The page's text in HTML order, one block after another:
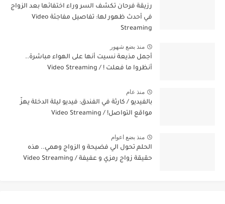
رزيقة فرحان تكشف السر وراء اختفائها بعد الزواج
في أحدث ظهور لها: تفاصيل مفاجئة Video
Streaming
منذ بضع شهور
أجمل مذيعة نسيت أنها على الهواء مباشرة..
أنظروا ما فعلت ! / Video Streaming
منذ عام
بالفيديو / كارثة في الفندق: فيديو ليلة الدخلة يهزّ
مواقع التواصل! / Video Streaming
منذ بضع اعوام
الحلم تحول الي فضيحة و الزواج وهمي.. هذه
حقيقة زواج رمزي و عفيفة / Video Streaming